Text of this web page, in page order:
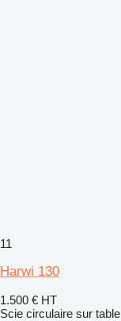
11
Harwi 130
1.500 € HT
Scie circulaire sur table